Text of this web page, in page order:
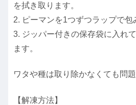
を拭き取ります。
2. ピーマンを1つずつラップで包
3. ジッパー付きの保存袋に入れ
ます。
ワタや種は取り除かなくても問題
【解凍方法】